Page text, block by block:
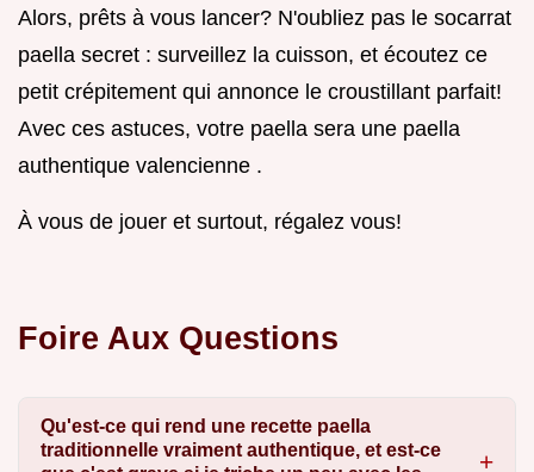
Alors, prêts à vous lancer? N'oubliez pas le socarrat
paella secret : surveillez la cuisson, et écoutez ce
petit crépitement qui annonce le croustillant parfait!
Avec ces astuces, votre paella sera une paella
authentique valencienne .
À vous de jouer et surtout, régalez vous!
Foire Aux Questions
Qu'est-ce qui rend une recette paella
traditionnelle vraiment authentique, et est-ce